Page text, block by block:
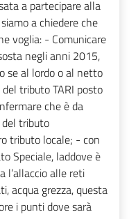
a partecipare alla
a chiedere che
voglia: - Comunicare
negli anni 2015,
se al lordo o al netto
tributo TARI posto
che è da
del tributo
tributo locale; - con
Speciale, laddove è
l’allaccio alle reti
acqua grezza, questa
i punti dove sarà